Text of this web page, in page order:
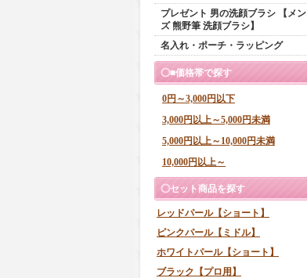
プレゼント 男の洗顔ブラシ 【メン
ズ 熊野筆 洗顔ブラシ】
名入れ・ポーチ・ラッピング
■価格帯で探す
0円～3,000円以下
3,000円以上～5,000円未満
5,000円以上～10,000円未満
10,000円以上～
セット商品を探す
レッドパール【ショート】
ピンクパール【ミドル】
ホワイトパール【ショート】
ブラック【プロ用】